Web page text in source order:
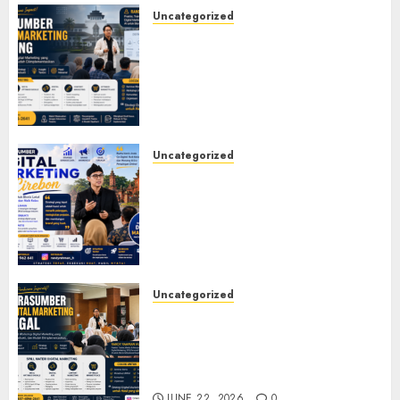
Uncategorized
Uncategorized
Uncategorized